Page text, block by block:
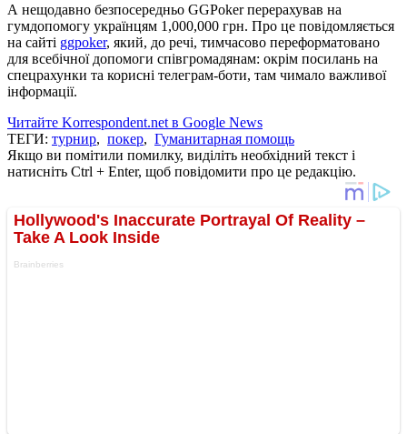
А нещодавно безпосередньо GGPoker перерахував на
гумдопомогу українцям 1,000,000 грн. Про це повідомляється
на сайті ggpoker, який, до речі, тимчасово переформатовано
для всебічної допомоги співгромадянам: окрім посилань на
спецрахунки та корисні телеграм-боти, там чимало важливої
інформації.
Читайте Korrespondent.net в Google News
ТЕГИ: турнир, покер, Гуманитарная помощь
Якщо ви помітили помилку, виділіть необхідний текст і
натисніть Ctrl + Enter, щоб повідомити про це редакцію.